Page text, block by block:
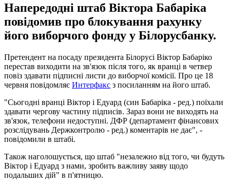
Напередодні штаб Віктора Бабаріка
повідомив про блокування рахунку
його виборчого фонду у Білорусбанку.
Претендент на посаду президента Білорусі Віктор Бабаріко
перестав виходити на зв'язок після того, як вранці в четвер
повіз здавати підписні листи до виборчої комісії. Про це 18
червня повідомляє Интерфакс з посиланням на його штаб.
"Сьогодні вранці Віктор і Едуард (син Бабаріка - ред.) поїхали
здавати чергову частину підписів. Зараз вони не виходять на
зв'язок, телефони недоступні. ДФР (департамент фінансових
розслідувань Держконтролю - ред.) коментарів не дає", -
повідомили в штабі.
Також наголошується, що штаб "незалежно від того, чи будуть
Віктор і Едуард з нами, зробить важливу заяву щодо
подальших дій" в п'ятницю.